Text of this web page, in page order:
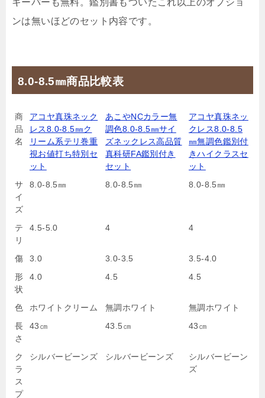
キーパーも無料。鑑別書もついたこれ以上のオプショ
ンは無いほどのセット内容です。
8.0-8.5㎜商品比較表
商
品
名
アコヤ真珠ネック
レス8.0-8.5㎜ク
リーム系テリ巻重
視お値打ち特別セ
ット
あこやNCカラー無
調色8.0-8.5㎜サイ
ズネックレス高品質
真科研FA鑑別付き
セット
アコヤ真珠ネッ
クレス8.0-8.5
㎜無調色鑑別付
きハイクラスセ
ット
サ
イ
ズ
8.0-8.5㎜ 8.0-8.5㎜ 8.0-8.5㎜
テ
リ
4.5-5.0 4 4
傷 3.0 3.0-3.5
3.5-4.0
形
状
4.0 4.5 4.5
色 ホワイトクリーム 無調ホワイト
無調ホワイト
長
さ
43㎝ 43.5㎝ 43㎝
ク
ラ
ス
プ
シルバービーンズ シルバービーンズ
シルバービーン
ズ